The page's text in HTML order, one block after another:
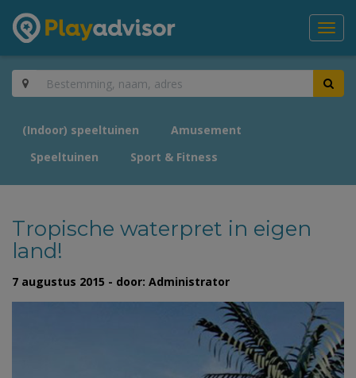
(Indoor) speeltuinen
Amusement
Speeltuinen
Sport & Fitness
Tropische waterpret in eigen
land!
7 augustus 2015 - door: Administrator